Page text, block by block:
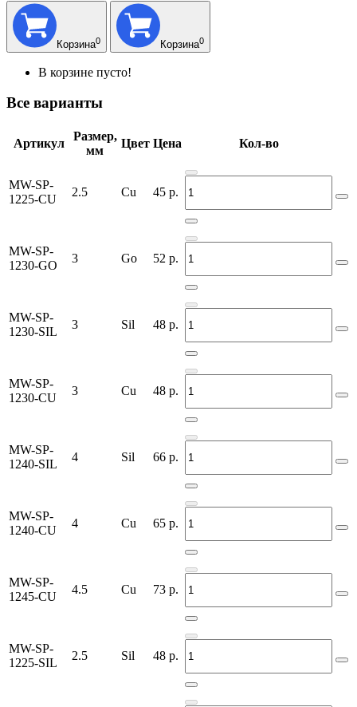
Корзина0 Корзина0
В корзине пусто!
Все варианты
Артикул
Размер,
мм
Цвет Цена Кол-во
MW-SP-
1225-CU
2.5 Cu 45 р.
MW-SP-
1230-GO
3 Go 52 р.
MW-SP-
1230-SIL
3 Sil 48 р.
MW-SP-
1230-CU
3 Cu 48 р.
MW-SP-
1240-SIL
4 Sil 66 р.
MW-SP-
1240-CU
4 Cu 65 р.
MW-SP-
1245-CU
4.5 Cu 73 р.
MW-SP-
1225-SIL
2.5 Sil 48 р.